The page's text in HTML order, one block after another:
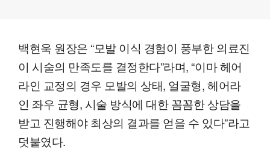
백현욱 원장은 “모발 이식 경험이 풍부한 의료진
이 시술의 만족도를 결정한다”라며, “이마 헤어
라인 교정의 경우 모발의 상태, 얼굴형, 헤어라
인 좌우 균형, 시술 방식에 대한 꼼꼼한 상담을
받고 진행해야 최상의 결과를 얻을 수 있다”라고
덧붙였다.